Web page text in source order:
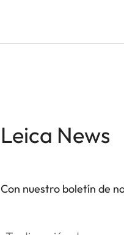
Leica News
Con nuestro boletín de